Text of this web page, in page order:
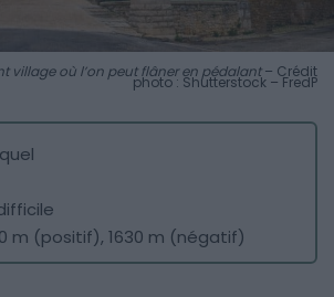
village où l’on peut flâner en pédalant– Crédit
photo : Shutterstock – FredP
m (positif), 1630 m (négatif)